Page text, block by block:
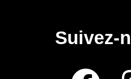
Suivez-